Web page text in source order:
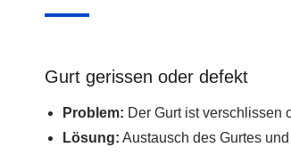
Gurt gerissen oder defekt
Problem: Der Gurt ist verschlissen
Lösung: Austausch des Gurtes